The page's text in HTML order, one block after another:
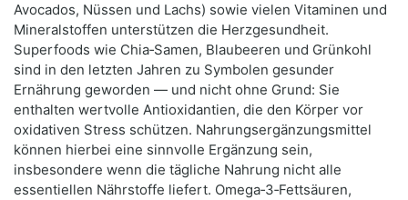
Avocados, Nüssen und Lachs) sowie vielen Vitaminen und
Mineralstoffen unterstützen die Herzgesundheit.
Superfoods wie Chia‑Samen, Blaubeeren und Grünkohl
sind in den letzten Jahren zu Symbolen gesunder
Ernährung geworden — und nicht ohne Grund: Sie
enthalten wertvolle Antioxidantien, die den Körper vor
oxidativen Stress schützen. Nahrungsergänzungsmittel
können hierbei eine sinnvolle Ergänzung sein,
insbesondere wenn die tägliche Nahrung nicht alle
essentiellen Nährstoffe liefert. Omega‑3‑Fettsäuren,